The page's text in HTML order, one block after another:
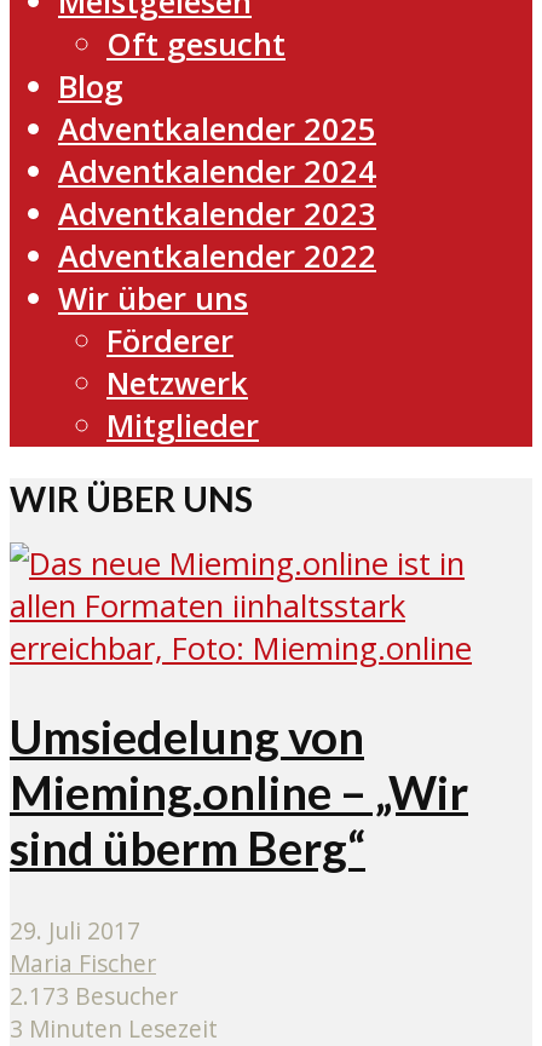
Oft gesucht
Blog
Adventkalender 2025
Adventkalender 2024
Adventkalender 2023
Adventkalender 2022
Wir über uns
Förderer
Netzwerk
Mitglieder
WIR ÜBER UNS
Umsiedelung von
Mieming.online – „Wir
sind überm Berg“
29. Juli 2017
Maria Fischer
2.173 Besucher
3 Minuten Lesezeit